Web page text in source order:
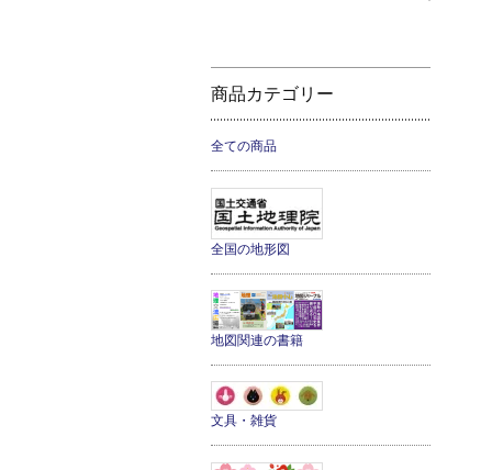
商品カテゴリー
全ての商品
全国の地形図
地図関連の書籍
文具・雑貨